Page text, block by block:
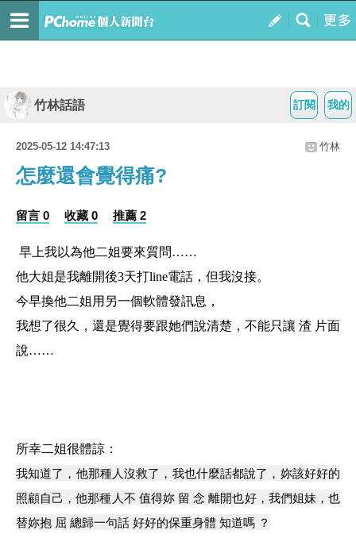
我的
訂閱
竹林話語
2025-05-12 14:47:13 竹林
怎麼還會覺得痛?
留言 0 收藏 0 推薦 2
早上我以為他二姐要來質問……
他大姐是我離開後3天打line電話，但我沒接。
今早換他二姐用另一個軟體發訊息，
我想了很久，還是覺得要跟她們說清楚，不能只讓 渣 片面
說……
所幸二姐很體諒：
我知道了，他那種人沒救了，我也什麼話都說了，妳該好好的
照顧自己，他那種人不 值得妳 留 念 離開也好，我們姐妹，也
替妳抱 屈 總歸一句話 好好的保重身體 知道嗎 ？